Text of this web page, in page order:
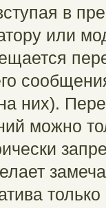
в
или
них).
можно